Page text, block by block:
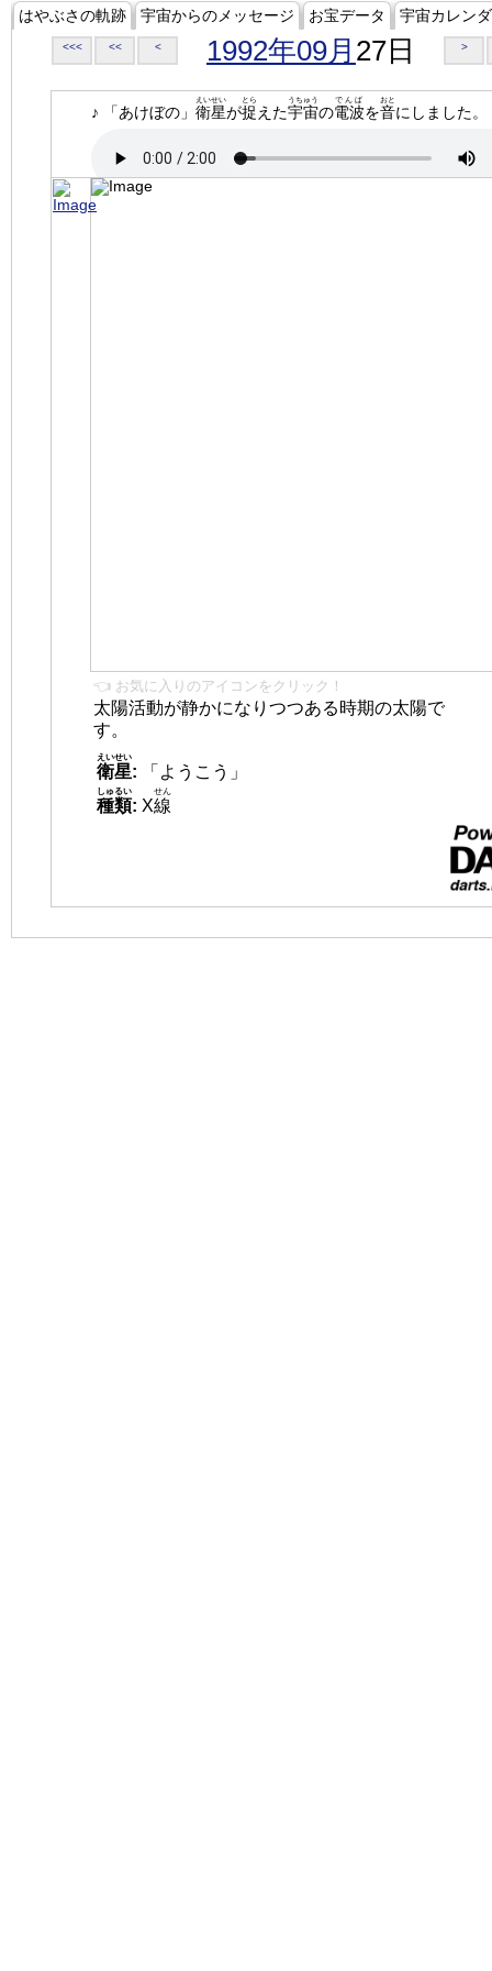
はやぶさの軌跡 宇宙からのメッセージ お宝データ 宇宙カレン
<<< << < 1992年09月 27日 >
♪ 「あけぼの」 衛星
えいせい
が捉
とら
えた宇宙
うちゅう
の電波
でんぱ
を音
おと
にしました。
👈 お気に入りのアイコンをクリック！
太陽活動が静かになりつつある時期の太陽で
す。
衛星
えいせい
:
「ようこう」
種類
しゅるい
: X線
せん